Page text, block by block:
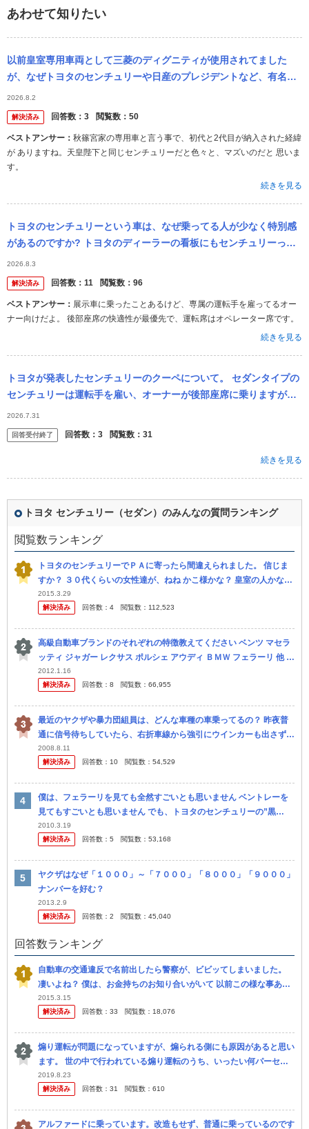
あわせて知りたい
以前皇室専用車両として三菱のディグニティが使用されてました
が、なぜトヨタのセンチュリーや日産のプレジデントなど、有名ど
ころの高級車を採用せずにディグニティにしたんでしょうか？
2026.8.2
解決済み 回答数： 3 閲覧数： 50
ベストアンサー： 秋篠宮家の専用車と言う事で、初代と2代目が納入された経緯
が ありますね。天皇陛下と同じセンチュリーだと色々と、マズいのだと 思いま
す。
続きを見る
トヨタのセンチュリーという車は、なぜ乗ってる人が少なく特別感
があるのですか? トヨタのディーラーの看板にもセンチュリーって
書いてあるのを見たことがありません。裏メニュー的な取り扱いな
んですか?
2026.8.3
解決済み 回答数： 11 閲覧数： 96
ベストアンサー： 展示車に乗ったことあるけど、専属の運転手を雇ってるオー
ナー向けだよ。 後部座席の快適性が最優先で、運転席はオペレーター席です。
続きを見る
トヨタが発表したセンチュリーのクーペについて。 セダンタイプの
センチュリーは運転手を雇い、オーナーが後部座席に乗りますが、
クーペタイプのセンチュリーはオーナーが運転する想定なのでしょ
うか？
2026.7.31
回答受付終了 回答数： 3 閲覧数： 31
続きを見る
トヨタ センチュリー（セダン）のみんなの質問ランキング
閲覧数ランキング
トヨタのセンチュリーでＰＡに寄ったら間違えられました。 信じま
すか？ ３０代くらいの女性達が、ねね かこ様かな？ 皇室の人かな？
と言っているのが、聞こえて来ました。（笑） ＴＶで総理大臣が...
2015.3.29
解決済み
回答数： 4 閲覧数： 112,523
高級自動車ブランドのそれぞれの特徴教えてください ベンツ マセラ
ッティ ジャガー レクサス ポルシェ アウディ ＢＭＷ フェラーリ 他 車
の知識が全然ないのでつっこみ所多いと思いますが大体で知り...
2012.1.16
解決済み
回答数： 8 閲覧数： 66,955
最近のヤクザや暴力団組員は、どんな車種の車乗ってるの？ 昨夜普
通に信号待ちしていたら、右折車線から強引にウインカーも出さず本
線に横入りされた 3台とも黒い車で、車種はベンツ、セルシオ、セン
チュ...
2008.8.11
解決済み
回答数： 10 閲覧数： 54,529
僕は、フェラーリを見ても全然すごいとも思いません ベントレーを
見てもすごいとも思いません でも、トヨタのセンチュリーの”黒
色”と、ロールスロイスの”銀色”が嫌いなんです これらの色は、共に
お...
2010.3.19
解決済み
回答数： 5 閲覧数： 53,168
ヤクザはなぜ「１０００」～「７０００」「８０００」「９０００」
ナンバーを好む？
2013.2.9
解決済み
回答数： 2 閲覧数： 45,040
回答数ランキング
自動車の交通違反で名前出したら警察が、ビビッてしまいました。
凄いよね？ 僕は、お金持ちのお知り合いがいて 以前この様な事あり
ました。 トヨタのセンチュリーで走っていました。 すると白バイ
が...
2015.3.15
解決済み
回答数： 33 閲覧数： 18,076
煽り運転が問題になっていますが、煽られる側にも原因があると思い
ます。 世の中で行われている煽り運転のうち、いったい何パーセン
トが煽られる側に起因すると思われますか？ ズバリ数字で書いて頂
きたい...
2019.8.23
解決済み
回答数： 31 閲覧数： 610
アルファードに乗っています。改造もせず、普通に乗っているのです